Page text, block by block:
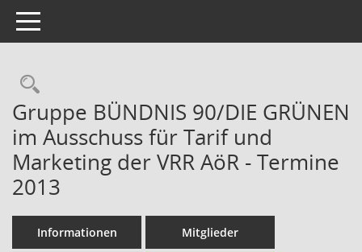
Toggle navigation
Rechercheauswahl
Gruppe BÜNDNIS 90/DIE GRÜNEN
im Ausschuss für Tarif und
Marketing der VRR AöR - Termine
2013
Informationen Mitglieder